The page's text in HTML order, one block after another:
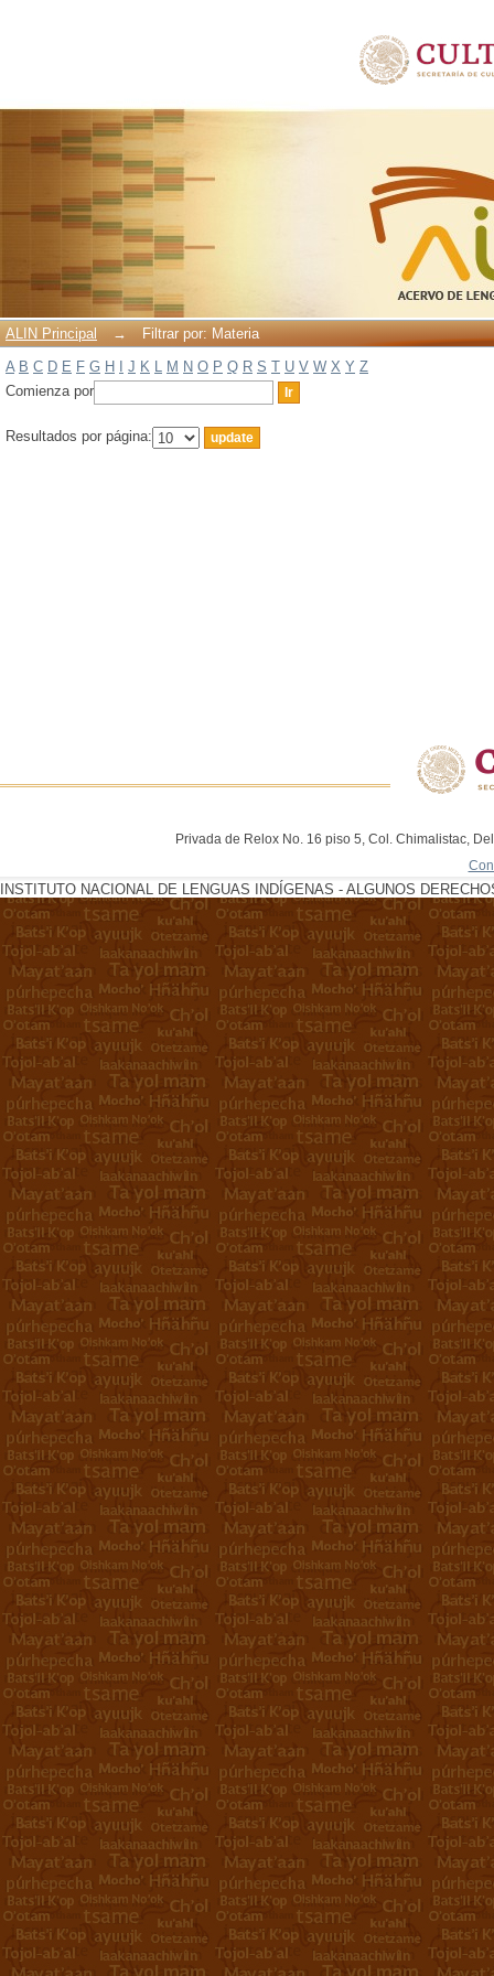
ALIN Principal →
Filtrar por: Materia
A B C D E F G H J K L M N O P Q R S T U V W X Y Z
Comienza por
Resultados por página:
Privada de Relox No. 16 piso 5, Col. Chimalistac,
INSTITUTO NACIONAL DE LENGUAS INDÍGENAS - ALGUNOS